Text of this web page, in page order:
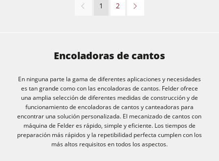
1 2
Encoladoras de cantos
En ninguna parte la gama de diferentes aplicaciones y necesidades
es tan grande como con las encoladoras de cantos. Felder ofrece
una amplia selección de diferentes medidas de construcción y de
funcionamiento de encoladoras de cantos y canteadoras para
encontrar una solución personalizada. El mecanizado de cantos con
máquina de Felder es rápido, simple y eficiente. Los tiempos de
preparación más rápidos y la repetibilidad perfecta cumplen con los
más altos requisitos en todos los aspectos.